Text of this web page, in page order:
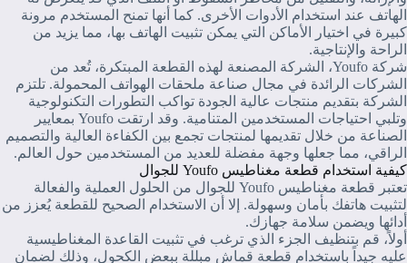
الهاتف عند استخدام الأدوات الأخرى. كما أنها تمنح المستخدم مرونة
كبيرة في اختيار الأماكن التي يمكن تثبيت الهاتف بها، مما يزيد من
الراحة والإنتاجية.
شركة Youfo، الشركة المصنعة لهذه القطعة المبتكرة، تُعد من
الشركات الرائدة في مجال صناعة ملحقات الهواتف المحمولة. تلتزم
الشركة بتقديم منتجات عالية الجودة تواكب التطورات التكنولوجية
وتلبي احتياجات المستخدمين المتنامية. وقد ارتقت Youfo بمعايير
الصناعة من خلال تقديمها لمنتجات تجمع بين الكفاءة العالية والتصميم
الراقي، مما جعلها وجهة مفضلة للعديد من المستخدمين حول العالم.
كيفية استخدام قطعة مغناطيس Youfo للجوال
تعتبر قطعة مغناطيس Youfo للجوال من الحلول العملية والفعالة
لتثبيت هاتفك بأمان وسهولة. إلا أن الاستخدام الصحيح للقطعة يُعزز من
أدائها ويضمن سلامة جهازك.
أولاً، قم بتنظيف الجزء الذي ترغب في تثبيت القاعدة المغناطيسية
عليه جيداً باستخدام قطعة قماش مبللة ببعض الكحول، وذلك لضمان